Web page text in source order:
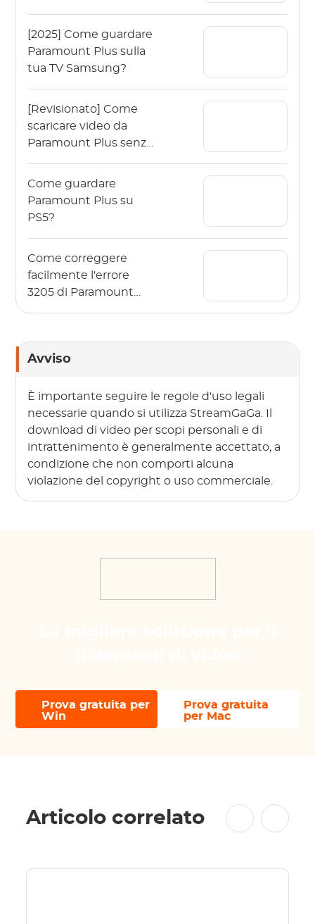
[2025] Come guardare
Paramount Plus sulla
tua TV Samsung?
[Revisionato] Come
scaricare video da
Paramount Plus senza
Come guardare
Paramount Plus su
PS5?
Come correggere
facilmente l'errore
3205 di Paramount
Avviso
È importante seguire le regole d'uso legali
necessarie quando si utilizza StreamGaGa. Il
download di video per scopi personali e di
intrattenimento è generalmente accettato, a
condizione che non comporti alcuna
violazione del copyright o uso commerciale.
Prova gratuita per
Win
Prova gratuita
per Mac
Articolo correlato